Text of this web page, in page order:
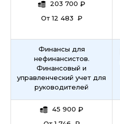
203 700 ₽
От 12 483 ₽
Финансы для
нефинансистов.
Финансовый и
управленческий учет для
руководителей
45 900 ₽